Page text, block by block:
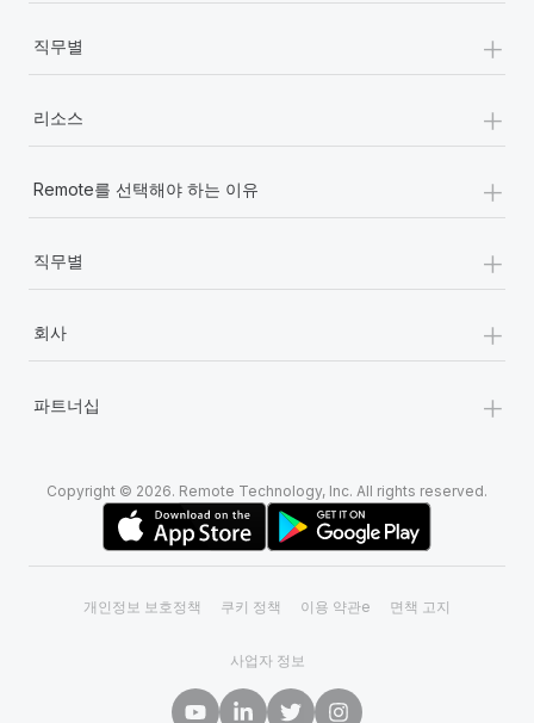
직무별 +
리소스 +
Remote를 선택해야 하는 이유 +
직무별 +
회사 +
파트너십 +
Copyright © 2026. Remote Technology, Inc. All rights reserved.
개인정보 보호정책 쿠키 정책 이용 약관e 면책 고지
사업자 정보